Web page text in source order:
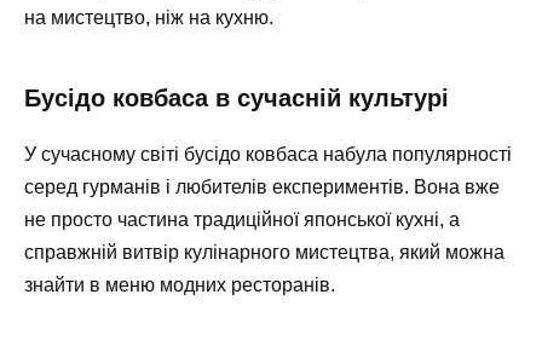
на мистецтво, ніж на кухню.
Бусідо ковбаса в сучасній культурі
У сучасному світі бусідо ковбаса набула популярності
серед гурманів і любителів експериментів. Вона вже
не просто частина традиційної японської кухні, а
справжній витвір кулінарного мистецтва, який можна
знайти в меню модних ресторанів.